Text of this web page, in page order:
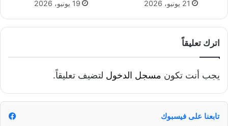
غ
ا
ن
م
21 يونيو، 2026
19 يونيو، 2026
اترك تعليقاً
يجب أنت تكون مسجل الدخول لتضيف تعليقاً.
تابعنا على فيسبوك